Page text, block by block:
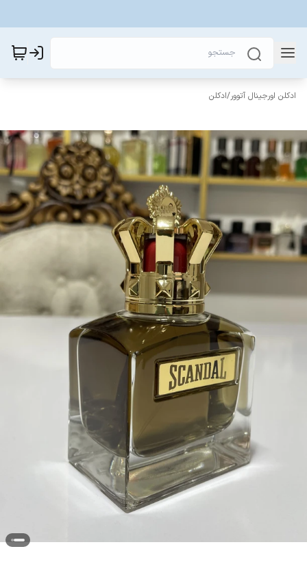
ادکلن اورجینال آتوور/ادکلن